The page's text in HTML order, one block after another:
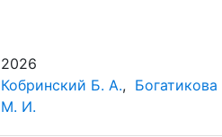
2026
Кобринский Б. А., Богатикова
М. И.